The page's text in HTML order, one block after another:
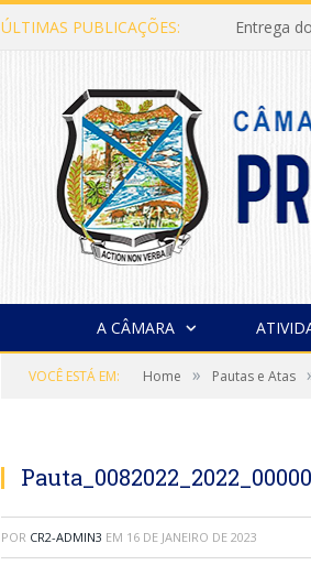
ÚLTIMAS PUBLICAÇÕES: Entrega
A CÂMARA
VOCÊ ESTÁ EM: Home » Pautas e Atas
POR CR2-ADMIN3 EM 16 DE JANEIRO DE 2023